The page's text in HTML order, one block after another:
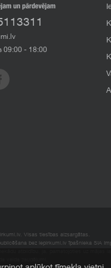
09:00 - 18:00
Visas tiesības aizsargātas.
bez iepirkumi.lv īpašnieka SIA